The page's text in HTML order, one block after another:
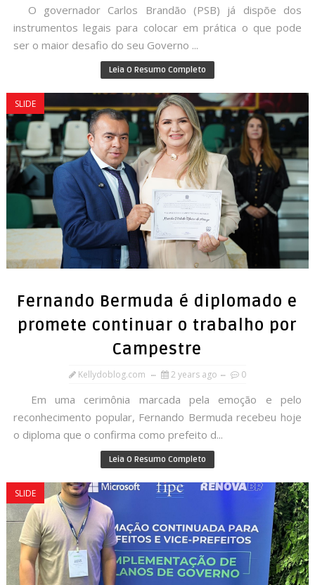
O governador Carlos Brandão (PSB) já dispõe dos
instrumentos legais para colocar em prática o que pode
ser o maior desafio do seu Governo ...
Leia O Resumo Completo
SLIDE
Fernando Bermuda é diplomado e
promete continuar o trabalho por
Campestre
Kellydoblog.com 2 years ago 0
Em uma cerimônia marcada pela emoção e pelo
reconhecimento popular, Fernando Bermuda recebeu hoje
o diploma que o confirma como prefeito d...
Leia O Resumo Completo
SLIDE